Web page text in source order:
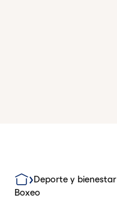
Deporte y bienestar
Boxeo